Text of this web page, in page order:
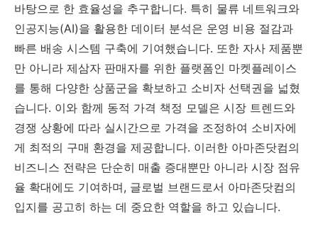
바탕으로 한 효율성을 추구합니다. 특히 물류 네트워크와
인공지능(AI)을 활용한 데이터 분석은 운영 비용 절감과
빠른 배송 시스템 구축에 기여했습니다. 또한 자사 제품뿐
만 아니라 제삼자 판매자를 위한 플랫폼인 마켓플레이스
를 통해 다양한 상품군을 확보하고 소비자 선택권을 넓혔
습니다. 이와 함께 동적 가격 책정 모델은 시장 트렌드와
경쟁 상황에 따라 실시간으로 가격을 조정하여 소비자에
게 최적의 구매 환경을 제공합니다. 이러한 아마존닷컴의
비즈니스 전략은 단순히 매출 증대뿐만 아니라 시장 점유
율 확대에도 기여하며, 글로벌 브랜드로서 아마존닷컴의
입지를 공고히 하는 데 중요한 역할을 하고 있습니다.